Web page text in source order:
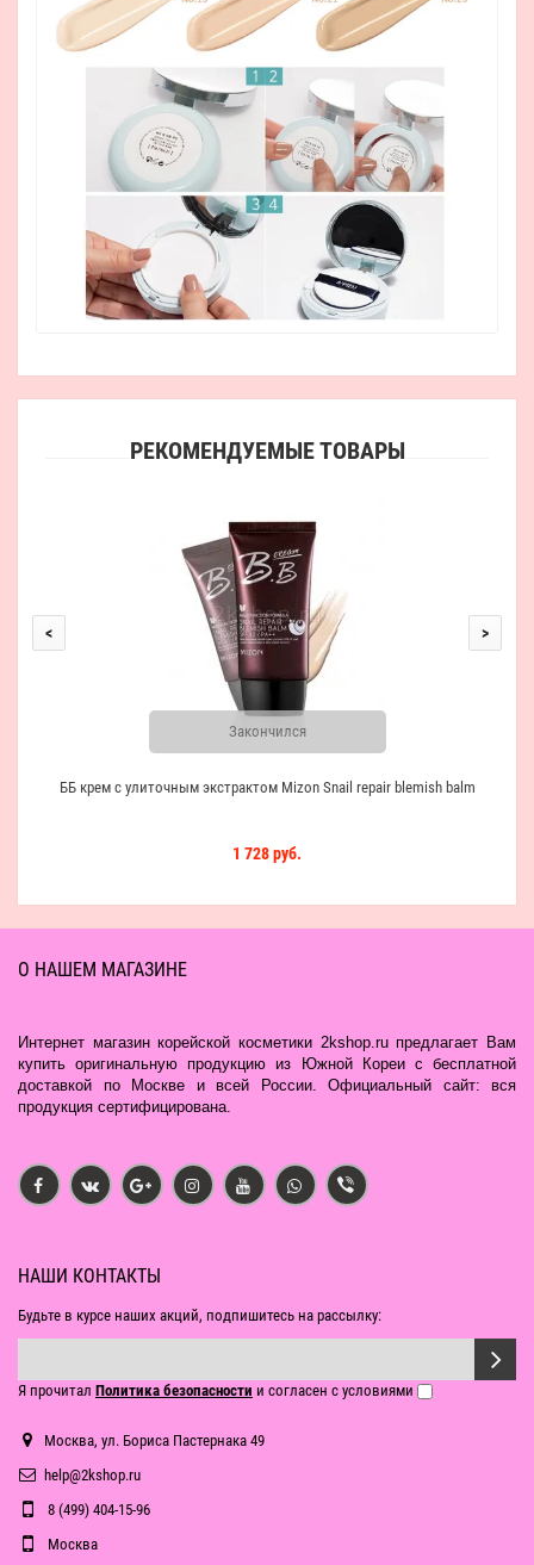
РЕКОМЕНДУЕМЫЕ ТОВАРЫ
Закончился
ББ крем с улиточным экстрактом Mizon Snail repair blemish balm
1 728 руб.
< >
О НАШЕМ МАГАЗИНЕ
Интернет магазин корейской косметики 2kshop.ru предлагает Вам
купить оригинальную продукцию из Южной Кореи с бесплатной
доставкой по Москве и всей России. Официальный сайт: вся
продукция сертифицирована.
НАШИ КОНТАКТЫ
Будьте в курсе наших акций, подпишитесь на рассылку:
Я прочитал Политика безопасности и согласен с условиями
Москва, ул. Бориса Пастернака 49
help@2kshop.ru
8 (499) 404-15-96
Москва